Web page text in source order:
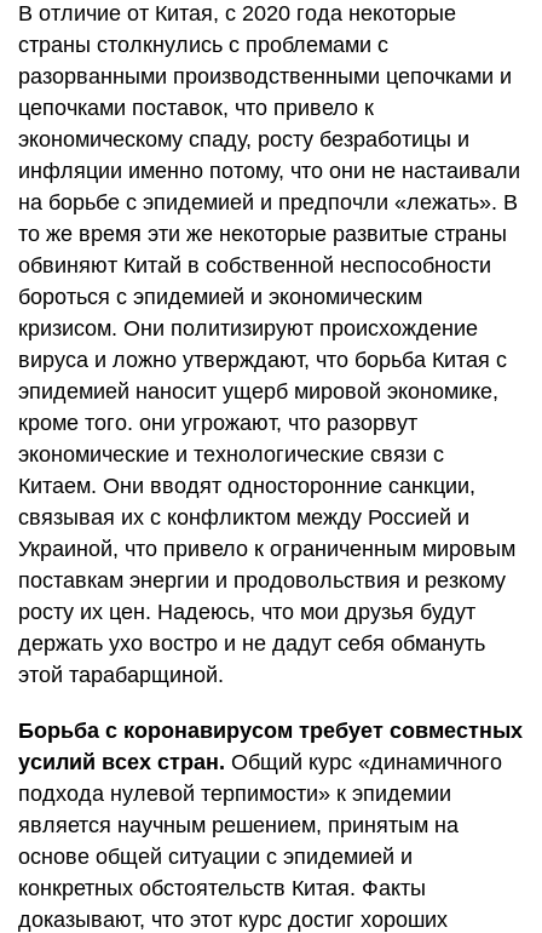
В отличие от Китая, с 2020 года некоторые
страны столкнулись с проблемами с
разорванными производственными цепочками и
цепочками поставок, что привело к
экономическому спаду, росту безработицы и
инфляции именно потому, что они не настаивали
на борьбе с эпидемией и предпочли «лежать». В
то же время эти же некоторые развитые страны
обвиняют Китай в собственной неспособности
бороться с эпидемией и экономическим
кризисом. Они политизируют происхождение
вируса и ложно утверждают, что борьба Китая с
эпидемией наносит ущерб мировой экономике,
кроме того. они угрожают, что разорвут
экономические и технологические связи с
Китаем. Они вводят односторонние санкции,
связывая их с конфликтом между Россией и
Украиной, что привело к ограниченным мировым
поставкам энергии и продовольствия и резкому
росту их цен. Надеюсь, что мои друзья будут
держать ухо востро и не дадут себя обмануть
этой тарабарщиной.
Борьба с коронавирусом требует совместных
усилий всех стран. Общий курс «динамичного
подхода нулевой терпимости» к эпидемии
является научным решением, принятым на
основе общей ситуации с эпидемией и
конкретных обстоятельств Китая. Факты
доказывают, что этот курс достиг хороших